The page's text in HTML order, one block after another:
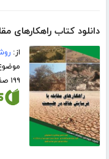
دانلود کتاب راهکارهای
از:
۱۹۹ صفحه